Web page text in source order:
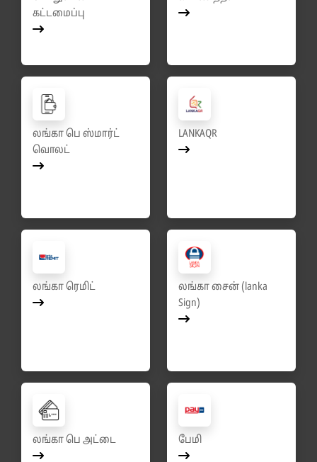
கட்டமைப்பு
லங்கா பெ ஸ்மார்ட்
வொலட்
LANKAQR
லங்கா ரெமிட்
லங்கா சைன் (lanka
Sign)
லங்கா பெ அட்டை பேமி